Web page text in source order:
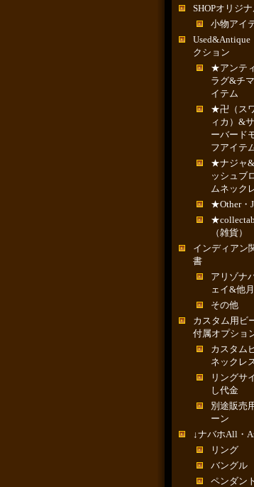
SHOPオリジ
小物アイ
Used&Antique
クション
★アンテ
ラグ&チ
イテム
★卍（ス
ィカ）&
ーバード
フアイテ
★ナジャ
ッシュブ
ムネック
★Other・
（雑貨）
インディアン
書
アリゾナ
ェイ&他
その他
カスタム用ビ
付属オプショ
カスタム
ネックレ
リングサ
し代金
別途販売
ーン
↓ナバホAll・
リング
バングル
ペンダン